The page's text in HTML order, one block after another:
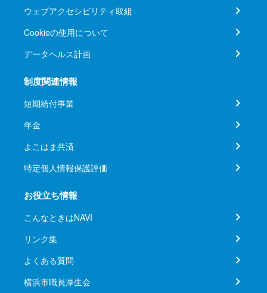
ウェブアクセシビリティ取組
Cookieの使用について
データヘルス計画
制度関連情報
短期給付事業
年金
よこはま共済
特定個人情報保護評価
お役立ち情報
こんなときはNAVI
リンク集
よくある質問
横浜市職員厚生会